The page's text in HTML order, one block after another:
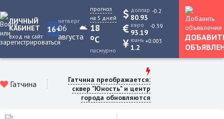
ЛИЧНЫЙ
КАБИНЕТ
вход на сайт
16+
четверг
06
августа
прогноз
на 5 дней
18
oC
пасмурно
доллар
80.93
-0.2
евро
93.19
-0.39
юань
1.2
+0.003
Гатчина
Гатчина преображается:
сквер "Юность" и центр
города обновляются